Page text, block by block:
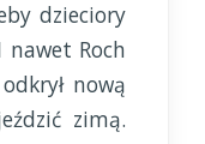
dzieciory
nawet Roch
nową
zimą.